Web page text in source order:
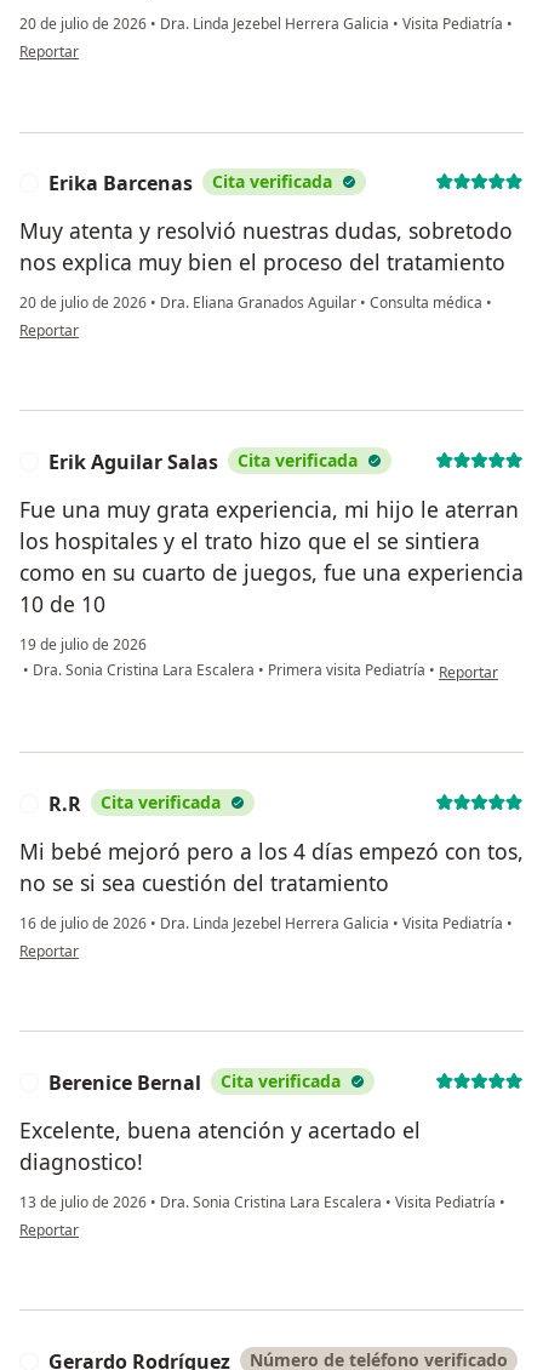
20 de julio de 2026 • Dra. Linda Jezebel Herrera Galicia • Visita Pediatría •
en opinión del usuario Mayra Alvarado
Reportar
Erika Barcenas Cita verificada
Muy atenta y resolvió nuestras dudas, sobretodo
nos explica muy bien el proceso del tratamiento
20 de julio de 2026 • Dra. Eliana Granados Aguilar • Consulta médica •
en opinión del usuario Erika Barcenas
Reportar
Erik Aguilar Salas Cita verificada
Fue una muy grata experiencia, mi hijo le aterran
los hospitales y el trato hizo que el se sintiera
como en su cuarto de juegos, fue una experiencia
10 de 10
19 de julio de 2026
• Dra. Sonia Cristina Lara Escalera • Primera visita Pediatría • en opinión del
Reportar
R.R Cita verificada
Mi bebé mejoró pero a los 4 días empezó con tos,
no se si sea cuestión del tratamiento
16 de julio de 2026 • Dra. Linda Jezebel Herrera Galicia • Visita Pediatría •
en opinión del usuario R.R
Reportar
Berenice Bernal Cita verificada
Excelente, buena atención y acertado el
diagnostico!
13 de julio de 2026 • Dra. Sonia Cristina Lara Escalera • Visita Pediatría •
en opinión del usuario Berenice Bernal
Reportar
Gerardo Rodríguez Número de teléfono verificado